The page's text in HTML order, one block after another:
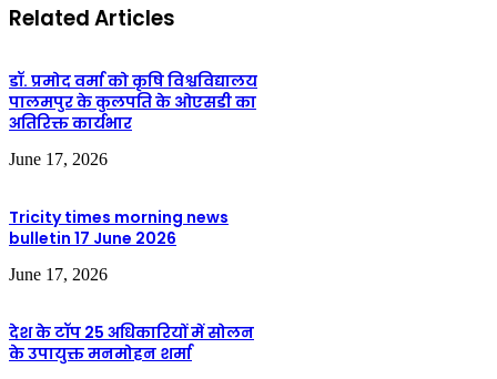
Related Articles
डॉ. प्रमोद वर्मा को कृषि विश्वविद्यालय
पालमपुर के कुलपति के ओएसडी का
अतिरिक्त कार्यभार
June 17, 2026
Tricity times morning news
bulletin 17 June 2026
June 17, 2026
देश के टॉप 25 अधिकारियों में सोलन
के उपायुक्त मनमोहन शर्मा